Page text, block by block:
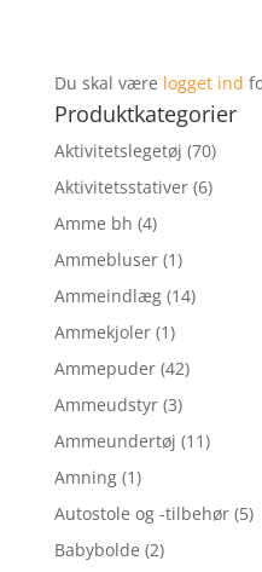
Du skal være logget ind
Produktkategorier
Aktivitetslegetøj (70)
Aktivitetsstativer (6)
Amme bh (4)
Ammebluser (1)
Ammeindlæg (14)
Ammekjoler (1)
Ammepuder (42)
Ammeudstyr (3)
Ammeundertøj (11)
Amning (1)
Autostole og -tilbehør (5)
Babybolde (2)